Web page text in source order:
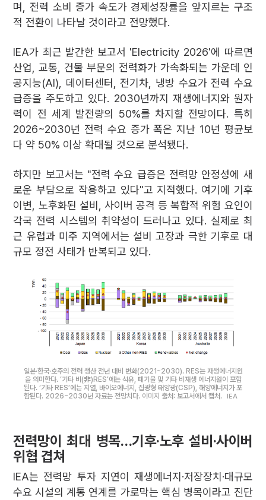
며, 전력 소비 증가 속도가 경제성장률을 앞지르는 구조
적 전환이 나타날 것이라고 전망했다.
IEA가 최근 발간한 보고서 'Electricity 2026'에 따르면
산업, 교통, 건물 부문의 전력화가 가속화되는 가운데 인
공지능(AI), 데이터센터, 전기차, 냉방 수요가 전력 수요
급증을 주도하고 있다. 2030년까지 재생에너지와 원자
력이 전 세계 발전량의 50%를 차지할 전망이다. 특히
2026~2030년 전력 수요 증가 폭은 지난 10년 평균보
다 약 50% 이상 확대될 것으로 분석됐다.
하지만 보고서는 "전력 수요 급증은 전력망 안정성에 새
로운 부담으로 작용하고 있다"고 지적했다. 여기에 기후
이변, 노후화된 설비, 사이버 공격 등 복합적 위험 요인이
각국 전력 시스템의 취약성이 드러나고 있다. 실제로 최
근 유럽과 미주 지역에서는 설비 고장과 극한 기후로 대
규모 정전 사태가 반복되고 있다.
일본·한국·호주의 전력 생산 전년 대비 변화(2021~2030). RES는 재생에너지원
을 의미한다. ‘기타 비(非)RES’에는 석유, 폐기물 및 기타 비재생 에너지원이 포함
된다. ‘기타 RES’에는 지열, 바이오에너지, 집광형 태양광(CSP), 해양에너지가 포
함된다. 2026~2030년 자료는 전망치다. 이미지 출처: 보고서에서 캡처.
IEA
전력망이 최대 병목…기후·노후 설비·사이버
위협 겹쳐
IEA는 전력망 투자 지연이 재생에너지·저장장치·대규모
수요 시설의 계통 연계를 가로막는 핵심 병목이라고 진단